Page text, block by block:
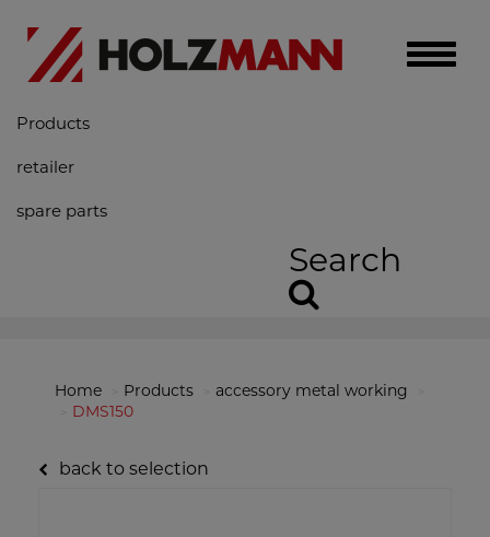
Toggle
Products
retailer
spare parts
Search
Home Products
accessory metal working
DMS150
back to selection